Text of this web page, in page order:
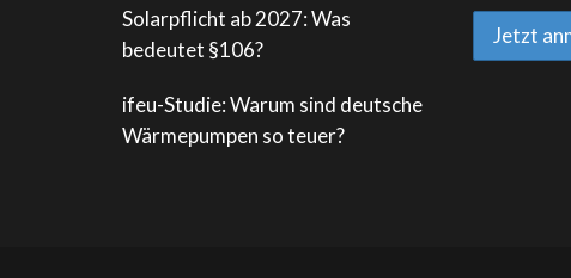
Solarpflicht ab 2027: Was
bedeutet §106?
ifeu-Studie: Warum sind deutsche
Wärmepumpen so teuer?